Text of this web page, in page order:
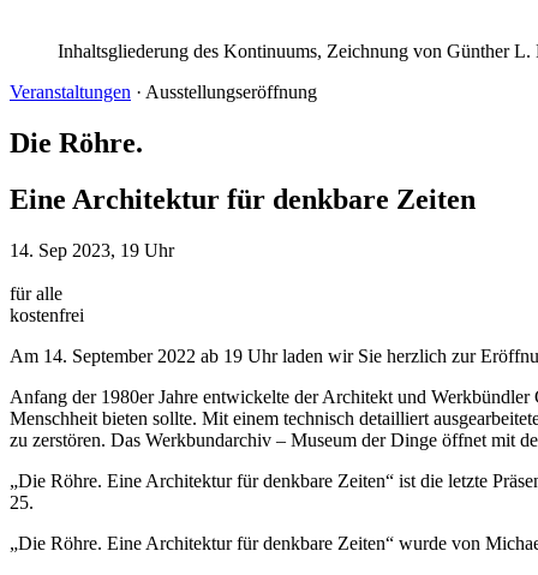
Inhaltsgliederung des Kontinuums, Zeichnung von Günther L.
Veranstaltungen · Ausstellungseröffnung
Die Röhre.
Eine Architektur für denkbare Zeiten
14. Sep 2023, 19 Uhr
für alle
kostenfrei
Am 14. September 2022 ab 19 Uhr laden wir Sie herzlich zur
Anfang der 1980er Jahre entwickelte der Architekt und
Menschheit bieten sollte. Mit einem technisch detailliert
zu zerstören. Das Werkbundarchiv – Museum der Dinge öffnet mit
„Die Röhre. Eine Architektur für denkbare Zeiten“ ist die letzte
25.
„Die Röhre. Eine Architektur für denkbare Zeiten“ wurde von